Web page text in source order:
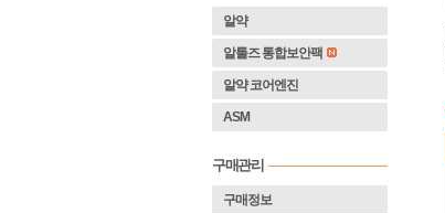
알약
알툴즈 통합보안팩
알약 코어엔진
ASM
구매관리
구매정보